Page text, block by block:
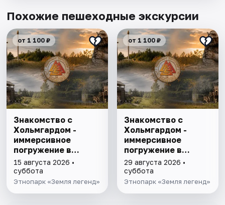
Похожие пешеходные экскурсии
от 1 100 ₽
Знакомство с
Хольмгардом -
иммерсивное
погружение в
историю!
15 августа 2026 •
суббота
Этнопарк «Земля легенд»
от 1 100 ₽
Знакомство с
Хольмгардом -
иммерсивное
погружение в
историю!
29 августа 2026 •
суббота
Этнопарк «Земля легенд»